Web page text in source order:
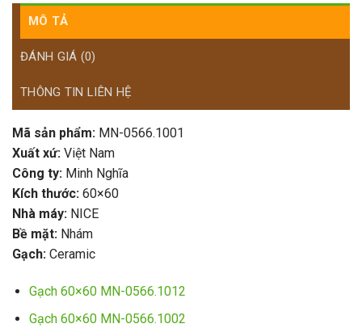
MÔ TẢ
ĐÁNH GIÁ (0)
THÔNG TIN LIÊN HỆ
Mã sản phẩm: MN-0566.1001
Xuất xứ: Việt Nam
Công ty: Minh Nghĩa
Kích thước: 60×60
Nhà máy: NICE
Bề mặt: Nhám
Gạch: Ceramic
Gạch 60×60 MN-0566.1012
Gạch 60×60 MN-0566.1002